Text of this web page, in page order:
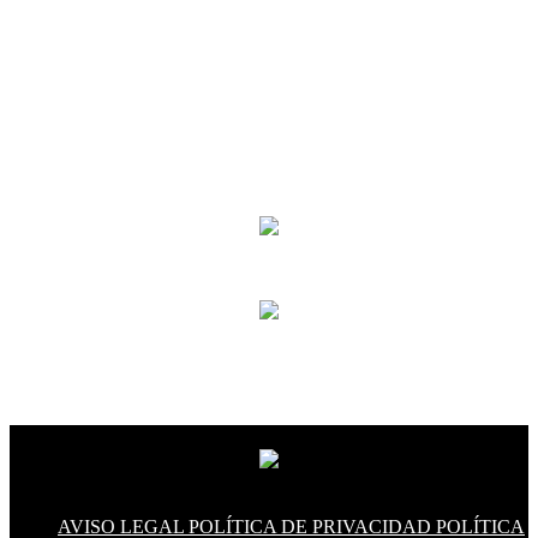
AVISO LEGAL POLÍTICA DE PRIVACIDAD POLÍTICA